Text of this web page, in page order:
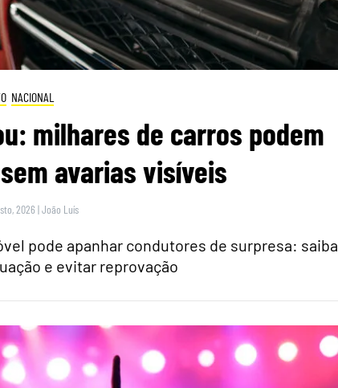
NACIONAL
milhares de carros podem
avarias visíveis
2026 |João Luís
pode apanhar condutores de surpresa: saiba
e evitar reprovação